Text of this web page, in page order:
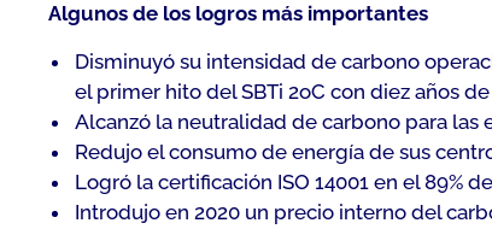
Algunos de los logros más importantes
Disminuyó su intensidad de carbono
el primer hito del SBTi 2oC con diez años
Alcanzó la neutralidad de carbono para las
Redujo el consumo de energía de sus
Logró la certificación ISO 14001 en el 89%
Introdujo en 2020 un precio interno del